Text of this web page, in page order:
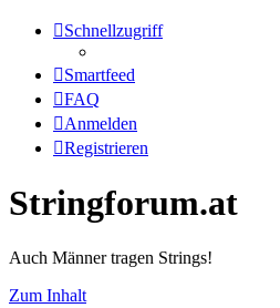
Schnellzugriff
Smartfeed
FAQ
Anmelden
Registrieren
Stringforum.at
Auch Männer tragen Strings!
Zum Inhalt